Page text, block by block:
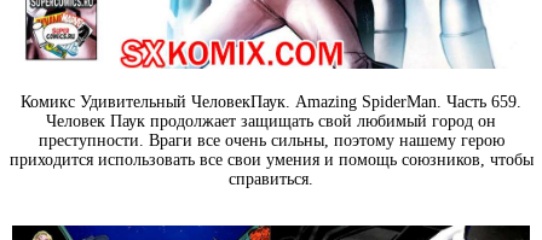
Комикс Удивительный ЧеловекПаук. Amazing SpiderMan. Часть 659.
Человек Паук продолжает защищать свой любимый город он
преступности. Враги все очень сильны, поэтому нашему герою
приходится использовать все свои умения и помощь союзников, чтобы
справиться.